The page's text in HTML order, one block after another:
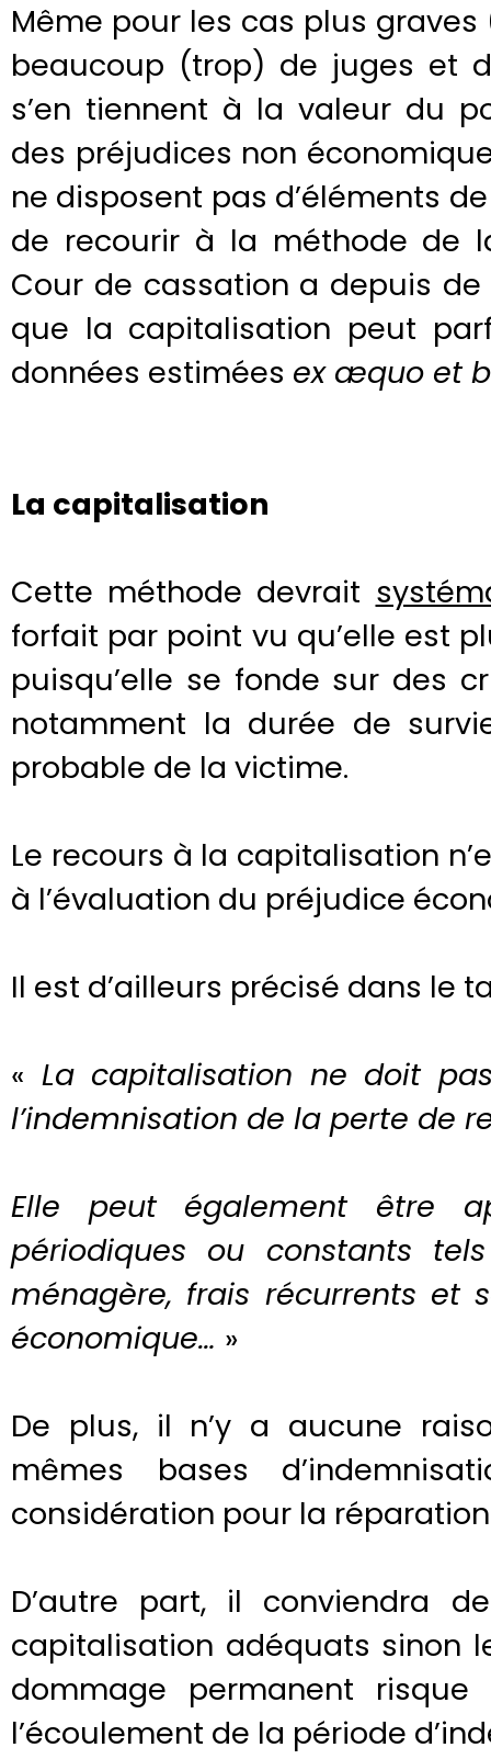
Même pour les cas plus graves
beaucoup (trop) de juges et
s’en tiennent à la valeur du
des préjudices non
ne disposent pas d’éléments
de recourir à la méthode de
Cour de cassation a depuis
que la capitalisation peut
données estimées ex æquo et
La capitalisation
Cette méthode devrait
forfait par point vu qu’elle est
puisqu’elle se fonde sur des
notamment la durée de
probable de la victime.
Le recours à la capitalisation
à l’évaluation du préjudice
Il est d’ailleurs précisé dans le
« La capitalisation ne doit
l’indemnisation de la perte de
Elle peut également être
périodiques ou constants
ménagère, frais récurrents et
économique… »
De plus, il n’y a aucune
mêmes bases
considération pour la
D’autre part, il conviendra
capitalisation adéquats sinon
dommage permanent
l’écoulement de la période